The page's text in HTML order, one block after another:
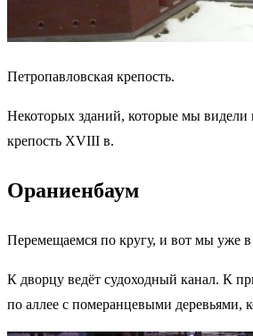
Петропавловская крепость.
Некоторых зданий, которые мы видели
крепость XVIII в.
Ораниенбаум
Перемещаемся по кругу, и вот мы уже
К дворцу ведёт судоходный канал. К
по аллее с померанцевыми деревьями,